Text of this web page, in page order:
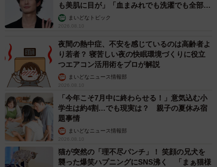
も美肌に目が」「血まみれでも洗濯でも全部か
っこいい」
まいどなトピック
2026.08.10
夜間の熱中症、不安を感じているのは高齢者よ
り若者？ 寝苦しい夜の快眠環境づくりに役立
つエアコン活用術をプロが解説
まいどなニュース情報部
2026.08.10
「今年こそ7月中に終わらせる！」意気込む小
学生は約4割…でも現実は？ 親子の夏休み宿
題事情
まいどなニュース情報部
2026.08.10
猫が突然の「理不尽パンチ」！ 笑顔の兄犬を
襲った爆笑ハプニングにSNS沸く 「まぁ猫様